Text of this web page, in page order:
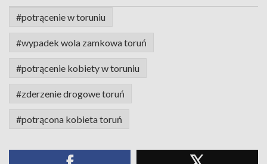
#potrącenie w toruniu
#wypadek wola zamkowa toruń
#potrącenie kobiety w toruniu
#zderzenie drogowe toruń
#potrącona kobieta toruń